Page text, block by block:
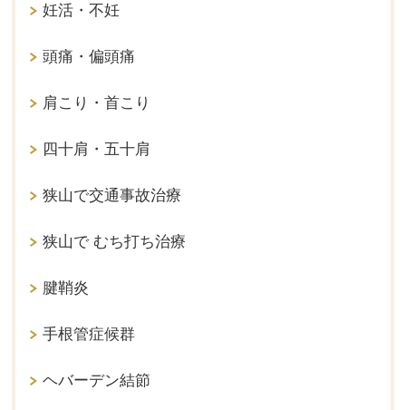
妊活・不妊
頭痛・偏頭痛
肩こり・首こり
四十肩・五十肩
狭山で交通事故治療
狭山で むち打ち治療
腱鞘炎
手根管症候群
ヘバーデン結節